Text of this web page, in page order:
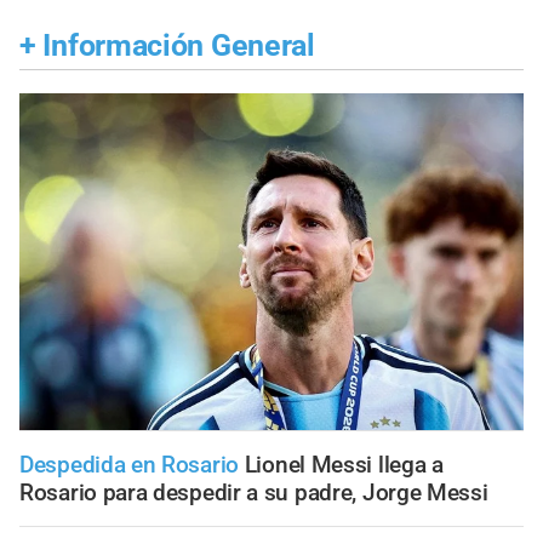
+ Información General
Despedida en Rosario Lionel Messi llega a
Rosario para despedir a su padre, Jorge Messi